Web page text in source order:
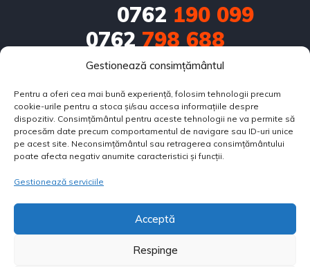
Gestionează consimțământul
Pentru a oferi cea mai bună experiență, folosim tehnologii precum
cookie-urile pentru a stoca și/sau accesa informațiile despre
dispozitiv. Consimțământul pentru aceste tehnologii ne va permite să
procesăm date precum comportamentul de navigare sau ID-uri unice
pe acest site. Neconsimțământul sau retragerea consimțământului
poate afecta negativ anumite caracteristici și funcții.
Gestionează serviciile
Acceptă
Respinge
0762 190 099
0762 798 688
686 714
contact@bestautorulate.ro
Calea Eroilor nr.2, zona Centru Intermodal, Vis a vis de
Kaufland Sud Buzău 120181
CUI:33216419
F10/321/28.05.2014
Copyright © 2025. All rights reserved.
APLICĂ PENTRU RATE